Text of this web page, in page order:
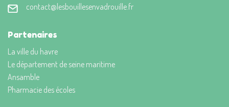
contact@lesbouillesenvadrouille.fr
Partenaires
La ville du havre
Le département de seine maritime
Ansamble
Pharmacie des écoles